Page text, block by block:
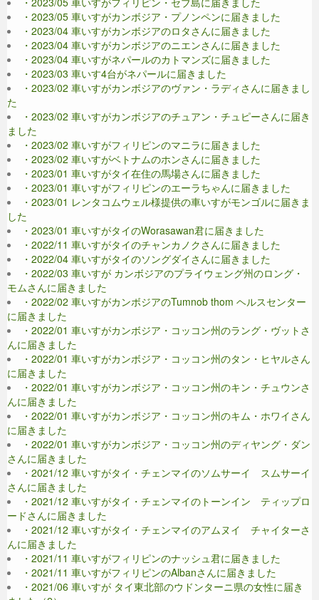
・2023/05 車いすがカンボジア・プノンペンに届きました
・2023/04 車いすがカンボジアのロタさんに届きました
・2023/04 車いすがカンボジアのニエンさんに届きました
・2023/04 車いすがネパールのカトマンズに届きました
・2023/03 車いす4台がネパールに届きました
・2023/02 車いすがカンボジアのヴァン・ラディさんに届きまし
た
・2023/02 車いすがカンボジアのチュアン・チュピーさんに届き
ました
・2023/02 車いすがフィリピンのマニラに届きました
・2023/02 車いすがベトナムのホンさんに届きました
・2023/01 車いすがタイ在住の馬場さんに届きました
・2023/01 車いすがフィリピンのエーラちゃんに届きました
・2023/01 レンタコムウェル様提供の車いすがモンゴルに届きま
した
・2023/01 車いすがタイのWorasawan君に届きました
・2022/11 車いすがタイのチャンカノクさんに届きました
・2022/04 車いすがタイのソングダイさんに届きました
・2022/03 車いすが カンボジアのプライウェング州のロング・
モムさんに届きました
・2022/02 車いすがカンボジアのTumnob thom ヘルスセンター
に届きました
・2022/01 車いすがカンボジア・コッコン州のラング・ヴットさ
んに届きました
・2022/01 車いすがカンボジア・コッコン州のタン・ヒヤルさん
に届きました
・2022/01 車いすがカンボジア・コッコン州のキン・チュウンさ
んに届きました
・2022/01 車いすがカンボジア・コッコン州のキム・ホワイさん
に届きました
・2022/01 車いすがカンボジア・コッコン州のディヤング・ダン
さんに届きました
・2021/12 車いすがタイ・チェンマイのソムサーイ スムサーイ
さんに届きました
・2021/12 車いすがタイ・チェンマイのトーンイン ティップロ
ードさんに届きました
・2021/12 車いすがタイ・チェンマイのアムヌイ チャイターさ
んに届きました
・2021/11 車いすがフィリピンのナッシュ君に届きました
・2021/11 車いすがフィリピンのAlbanさんに届きました
・2021/06 車いすが タイ東北部のウドンターニ県の女性に届き